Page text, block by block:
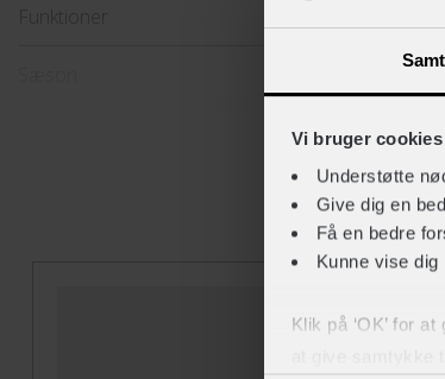
Vi bruger
Understøtte
Give dig en
Få en bedre
Kunne vise
Klik på ‘OK’ for
Funktioner